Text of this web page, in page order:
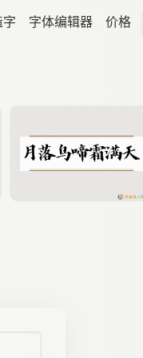
字体编辑器 价格